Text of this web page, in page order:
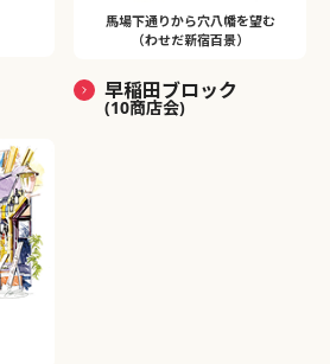
馬場下通りから穴八幡を望む
（わせだ新宿百景）
早稲田ブロック
(10商店会)